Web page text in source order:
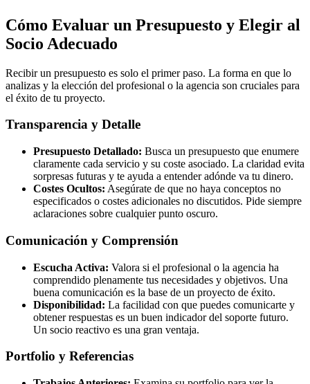
Cómo Evaluar un Presupuesto y Elegir al
Socio Adecuado
Recibir un presupuesto es solo el primer paso. La forma en que lo
analizas y la elección del profesional o la agencia son cruciales para
el éxito de tu proyecto.
Transparencia y Detalle
Presupuesto Detallado: Busca un presupuesto que enumere
claramente cada servicio y su coste asociado. La claridad evita
sorpresas futuras y te ayuda a entender adónde va tu dinero.
Costes Ocultos: Asegúrate de que no haya conceptos no
especificados o costes adicionales no discutidos. Pide siempre
aclaraciones sobre cualquier punto oscuro.
Comunicación y Comprensión
Escucha Activa: Valora si el profesional o la agencia ha
comprendido plenamente tus necesidades y objetivos. Una
buena comunicación es la base de un proyecto de éxito.
Disponibilidad: La facilidad con que puedes comunicarte y
obtener respuestas es un buen indicador del soporte futuro.
Un socio reactivo es una gran ventaja.
Portfolio y Referencias